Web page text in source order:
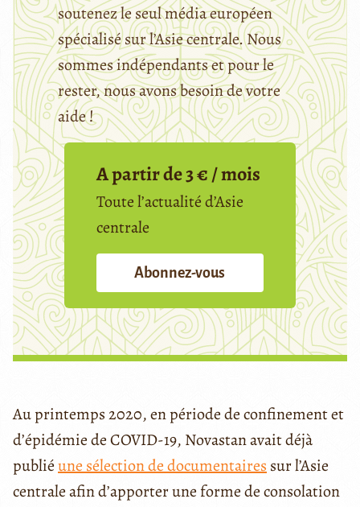
soutenez le seul média européen
spécialisé sur l’Asie centrale. Nous
sommes indépendants et pour le
rester, nous avons besoin de votre
aide !
A partir de 3 € / mois
Toute l’actualité d’Asie
centrale
Abonnez-vous
Au printemps 2020, en période de confinement et
d’épidémie de COVID-19, Novastan avait déjà
publiéune sélection de documentaires sur l’Asie
centrale afin d’apporter une forme de consolation